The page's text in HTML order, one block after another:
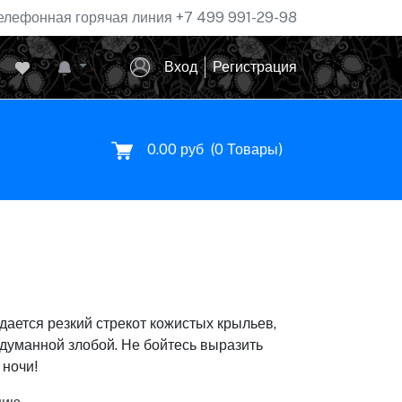
горячая линия +7 499 991-29-98
Вход Регистрация
0.00 руб (0 Товары)
резкий стрекот кожистых крыльев,
злобой. Не бойтесь выразить